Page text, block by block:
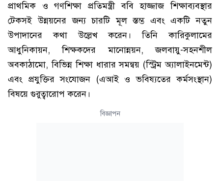
প্রাথমিক ও গণশিক্ষা প্রতিমন্ত্রী ববি হাজ্জাজ শিক্ষাব্যবস্থার
টেকসই উন্নয়নের জন্য চারটি মূল স্তম্ভ এবং একটি নতুন
উপাদানের কথা উল্লেখ করেন। তিনি কারিকুলামের
আধুনিকায়ন, শিক্ষকদের মানোন্নয়ন, জলবায়ু-সহনশীল
অবকাঠামো, বিভিন্ন শিক্ষা ধারার সমন্বয় (স্ট্রিম অ্যালাইনমেন্ট)
এবং প্রযুক্তির সংযোজন (এআই ও ভবিষ্যতের কর্মসংস্থান)
বিষয়ে গুরুত্বারোপ করেন।
বিজ্ঞাপন